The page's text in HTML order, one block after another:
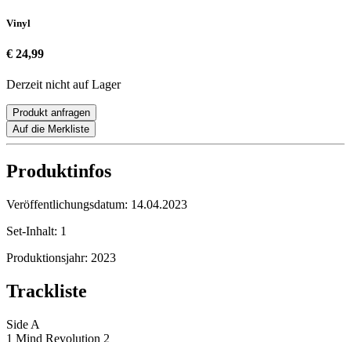
Vinyl
€ 24,99
Derzeit nicht auf Lager
Produkt anfragen
Auf die Merkliste
Produktinfos
Veröffentlichungsdatum: 14.04.2023
Set-Inhalt: 1
Produktionsjahr: 2023
Trackliste
Side A
1 Mind Revolution 2